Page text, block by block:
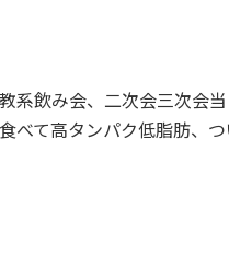
系飲み会、二次会三次会
て高タンパク低脂肪、